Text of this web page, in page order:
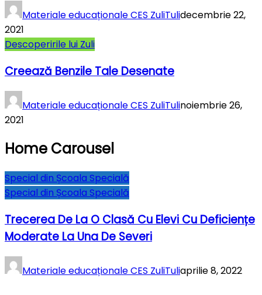
Materiale educaționale CES ZuliTulidecembrie 22,
2021
Descoperirile lui Zuli
Creează Benzile Tale Desenate
Materiale educaționale CES ZuliTulinoiembrie 26,
2021
Home Carousel
Special din Școala Specială
Special din Școala Specială
Trecerea De La O Clasă Cu Elevi Cu Deficiențe
Moderate La Una De Severi
Materiale educaționale CES ZuliTuliaprilie 8, 2022